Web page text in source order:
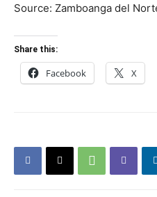
Source: Zamboanga del
Share this:
Facebook X